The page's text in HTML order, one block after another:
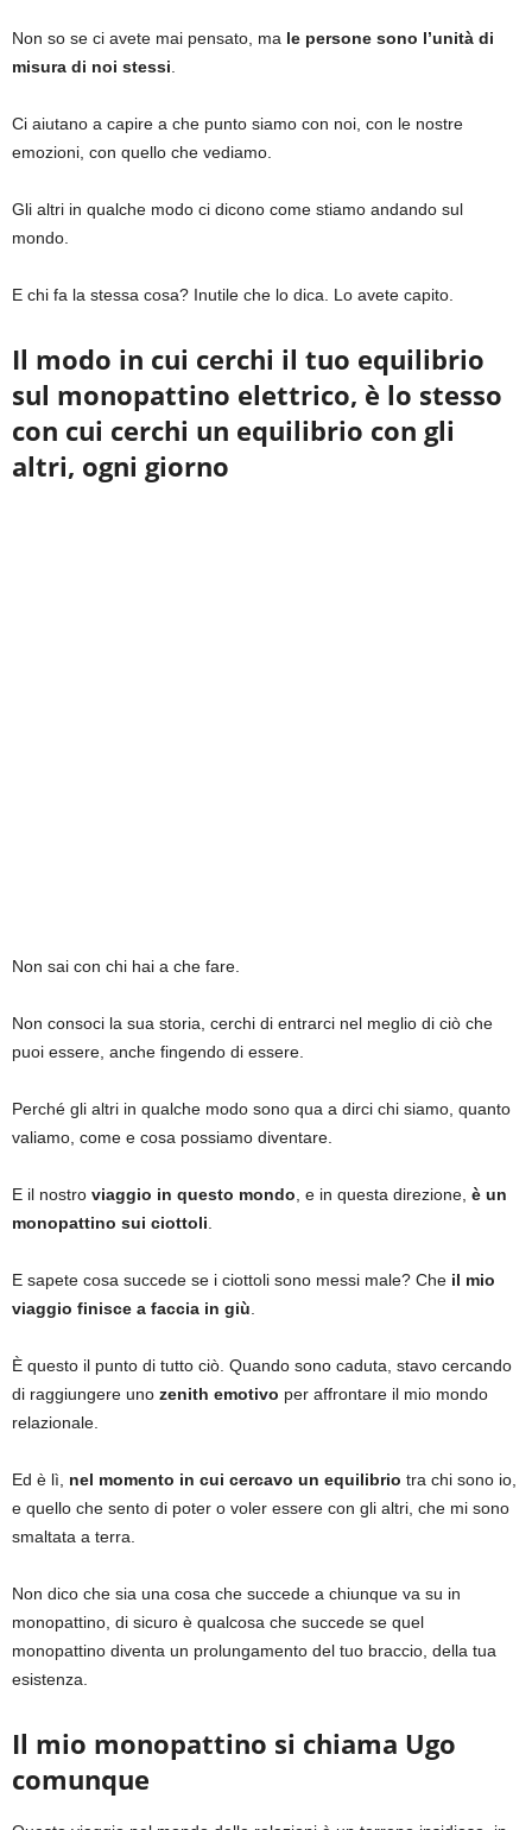
Non so se ci avete mai pensato, ma le persone sono l’unità di
misura di noi stessi
Ci aiutano a capire a che punto siamo con noi, con le nostre
emozioni, con quello che vediamo.
Gli altri in qualche modo ci dicono come stiamo andando sul
mondo.
E chi fa la stessa cosa? Inutile che lo dica. Lo avete capito.
Il modo in cui cerchi il tuo equilibrio
sul monopattino elettrico, è lo stesso
con cui cerchi un equilibrio con gli
altri, ogni giorno
Non sai con chi hai a che fare.
Non consoci la sua storia, cerchi di entrarci nel meglio di ciò che
puoi essere, anche fingendo di essere.
Perché gli altri in qualche modo sono qua a dirci chi siamo, quanto
valiamo, come e cosa possiamo diventare.
E il nostro viaggio in questo mondo , e in questa direzione, è un
monopattino sui ciottoli
E sapete cosa succede se i ciottoli sono messi male? Che il mio
viaggio finisce a faccia in giù
È questo il punto di tutto ciò. Quando sono caduta, stavo cercando
di raggiungere uno zenith emotivo per affrontare il mio mondo
relazionale.
Ed è lì, nel momento in cui cercavo un equilibrio tra chi sono io,
e quello che sento di poter o voler essere con gli altri, che mi sono
smaltata a terra.
Non dico che sia una cosa che succede a chiunque va su in
monopattino, di sicuro è qualcosa che succede se quel
monopattino diventa un prolungamento del tuo braccio, della tua
esistenza.
Il mio monopattino si chiama Ugo
comunque